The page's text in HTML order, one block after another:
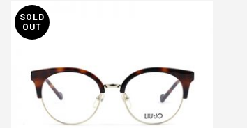
SOLD
OUT